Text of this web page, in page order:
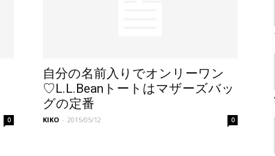
0
自分の名前入りでオンリーワン
♡L.L.Beanトートはマザーズバッ
グの定番
KIKO - 2015/05/12 0